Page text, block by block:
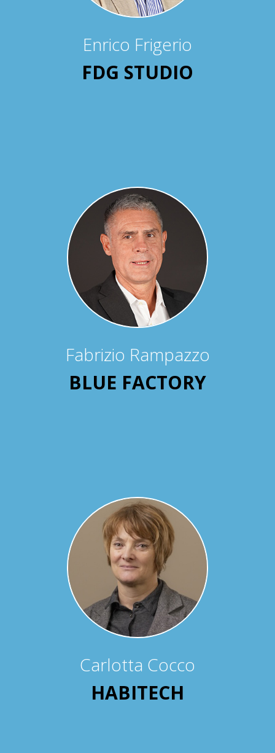
Enrico Frigerio
FDG STUDIO
Fabrizio Rampazzo
BLUE FACTORY
Carlotta Cocco
HABITECH